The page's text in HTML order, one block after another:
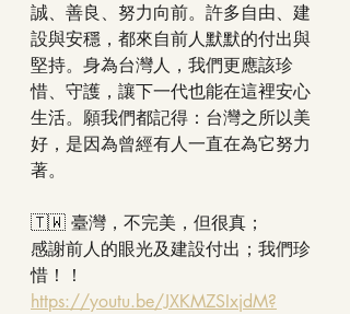
誠、善良、努力向前。許多自由、建
設與安穩，都來自前人默默的付出與
堅持。身為台灣人，我們更應該珍
惜、守護，讓下一代也能在這裡安心
生活。願我們都記得：台灣之所以美
好，是因為曾經有人一直在為它努力
著。
🇹🇼 臺灣，不完美，但很真；
感謝前人的眼光及建設付出；我們珍
惜！！
https://youtu.be/JXKMZSIxjdM?